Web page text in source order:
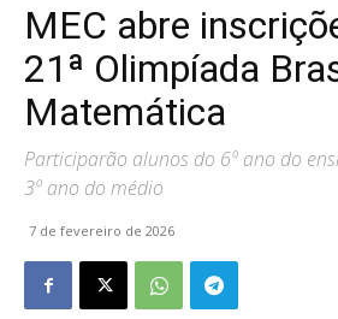
MEC abre
21ª Olimpíada
Matemática
Participarão alunos do 6º ano do
3º ano do médio
7 de fevereiro de 2026